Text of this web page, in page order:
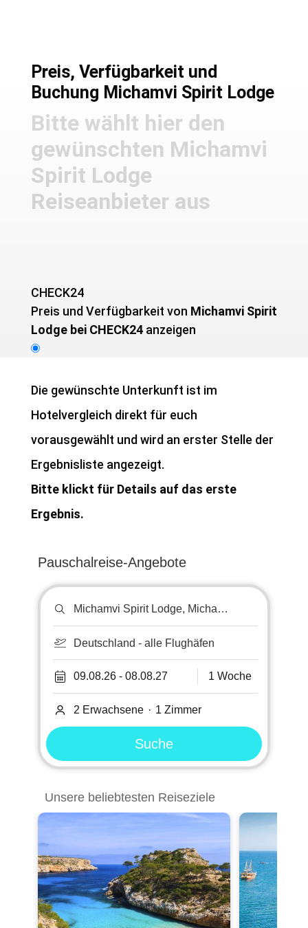
Preis, Verfügbarkeit und
Buchung Michamvi Spirit Lodge
Bitte wählt hier den
gewünschten Michamvi
Spirit Lodge
Reiseanbieter aus
CHECK24
Preis und Verfügbarkeit von ­ Michamvi Spirit
Lodge bei CHECK24 anzeigen
Die gewünschte Unterkunft ist im
Hotelvergleich direkt für euch
vorausgewählt und wird an erster Stelle der
Ergebnisliste angezeigt.
Bitte klickt für Details auf das erste
Ergebnis.